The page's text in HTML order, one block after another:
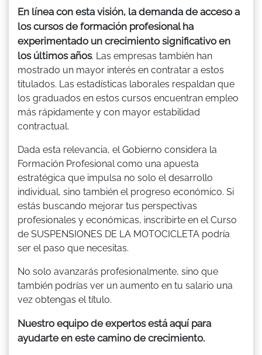
En línea con esta visión, la demanda de acceso a
los cursos de formación profesional ha
experimentado un crecimiento significativo en
los últimos años. Las empresas también han
mostrado un mayor interés en contratar a estos
titulados. Las estadísticas laborales respaldan que
los graduados en estos cursos encuentran empleo
más rápidamente y con mayor estabilidad
contractual.
Dada esta relevancia, el Gobierno considera la
Formación Profesional como una apuesta
estratégica que impulsa no solo el desarrollo
individual, sino también el progreso económico. Si
estás buscando mejorar tus perspectivas
profesionales y económicas, inscribirte en el Curso
de SUSPENSIONES DE LA MOTOCICLETA podría
ser el paso que necesitas.
No solo avanzarás profesionalmente, sino que
también podrías ver un aumento en tu salario una
vez obtengas el título.
Nuestro equipo de expertos está aquí para
ayudarte en este camino de crecimiento.